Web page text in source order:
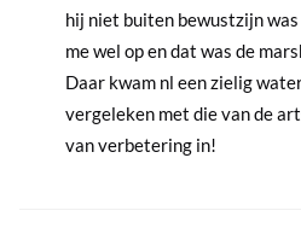
hij niet buiten bewustzijn
me wel op en dat was de
Daar kwam nl een zielig
vergeleken met die van de
van verbetering in!